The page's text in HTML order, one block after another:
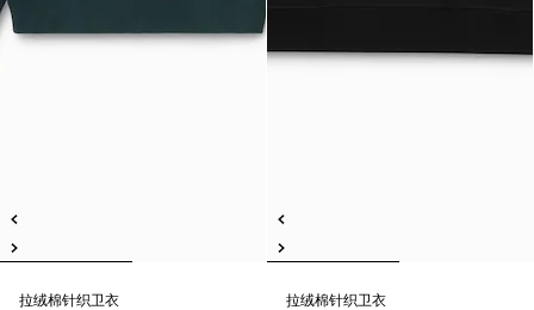
拉绒棉针织卫衣
拉绒棉针织卫衣